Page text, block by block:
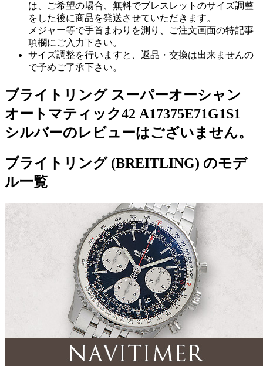
は、ご希望の場合、無料でブレスレットのサイズ調整
をした後に商品を発送させていただきます。
メジャー等で手首まわりを測り、ご注文画面の特記事
項欄にご入力下さい。
サイズ調整を行いますと、返品・交換は出来ませんの
で予めご了承下さい。
ブライトリング スーパーオーシャン
オートマティック42 A17375E71G1S1
シルバーのレビューはございません。
ブライトリング (BREITLING) のモデ
ル一覧